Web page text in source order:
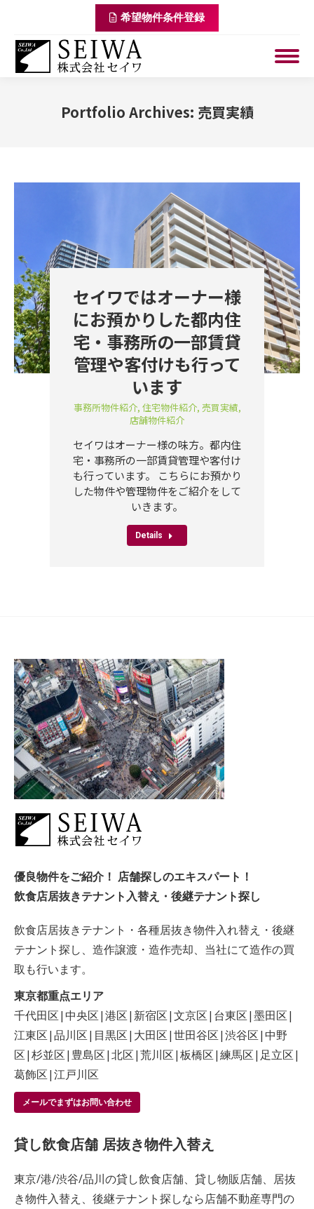
希望物件条件登録
Portfolio Archives: 売買実績
セイワではオーナー様
にお預かりした都内住
宅・事務所の一部賃貸
管理や客付けも行って
います
事務所物件紹介, 住宅物件紹介, 売買実績,
店舗物件紹介
セイワはオーナー様の味方。都内住
宅・事務所の一部賃貸管理や客付け
も行っています。 こちらにお預かり
した物件や管理物件をご紹介をして
いきます。
Details
優良物件をご紹介！ 店舗探しのエキスパート！
飲食店居抜きテナント入替え・後継テナント探し
飲食店居抜きテナント・各種居抜き物件入れ替え・後継
テナント探し、造作譲渡・造作売却、当社にて造作の買
取も行います。
東京都重点エリア
千代田区|中央区|港区|新宿区|文京区|台東区|墨田区|
江東区|品川区|目黒区|大田区|世田谷区|渋谷区|中野
区|杉並区|豊島区|北区|荒川区|板橋区|練馬区|足立区|
葛飾区|江戸川区
メールでまずはお問い合わせ
貸し飲食店舗 居抜き物件入替え
東京/港/渋谷/品川の貸し飲食店舗、貸し物販店舗、居抜
き物件入替え、後継テナント探しなら店舗不動産専門の